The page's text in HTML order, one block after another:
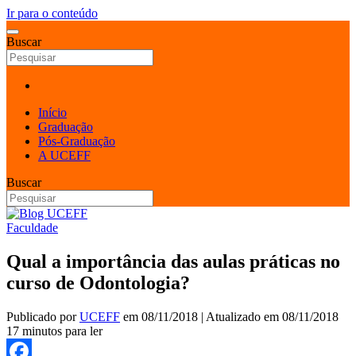
Ir para o conteúdo
Buscar
Início
Graduação
Pós-Graduação
A UCEFF
Buscar
Faculdade
Qual a importância das aulas práticas no
curso de Odontologia?
Publicado porUCEFF em 08/11/2018 | Atualizado em 08/11/2018
17 minutos para ler